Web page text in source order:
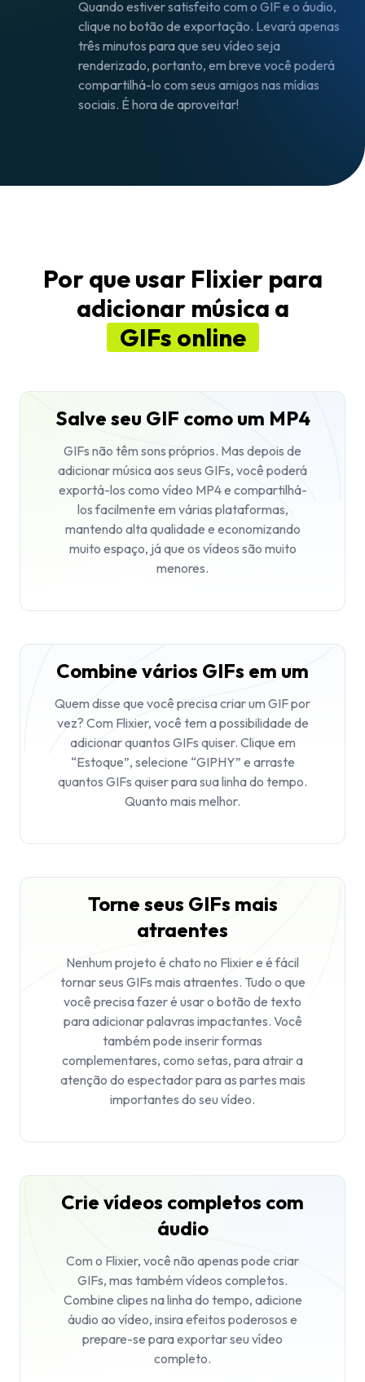
Quando estiver satisfeito com o GIF e o áudio,
clique no botão de exportação. Levará apenas
três minutos para que seu vídeo seja
renderizado, portanto, em breve você poderá
compartilhá-lo com seus amigos nas mídias
sociais. É hora de aproveitar!
Por que usar Flixier para
adicionar música a
GIFs online
Salve seu GIF como um MP4
GIFs não têm sons próprios. Mas depois de
adicionar música aos seus GIFs, você poderá
exportá-los como vídeo MP4 e compartilhá-
los facilmente em várias plataformas,
mantendo alta qualidade e economizando
muito espaço, já que os vídeos são muito
menores.
Combine vários GIFs em um
Quem disse que você precisa criar um GIF por
vez? Com Flixier, você tem a possibilidade de
adicionar quantos GIFs quiser. Clique em
“Estoque”, selecione “GIPHY” e arraste
quantos GIFs quiser para sua linha do tempo.
Quanto mais melhor.
Torne seus GIFs mais
atraentes
Nenhum projeto é chato no Flixier e é fácil
tornar seus GIFs mais atraentes. Tudo o que
você precisa fazer é usar o botão de texto
para adicionar palavras impactantes. Você
também pode inserir formas
complementares, como setas, para atrair a
atenção do espectador para as partes mais
importantes do seu vídeo.
Crie vídeos completos com
áudio‍
Com o Flixier, você não apenas pode criar
GIFs, mas também vídeos completos.
Combine clipes na linha do tempo, adicione
áudio ao vídeo, insira efeitos poderosos e
prepare-se para exportar seu vídeo
completo.